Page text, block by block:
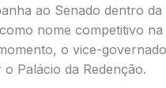
ao Senado dentro
nome competitivo
o vice-
Palácio da Redenção.